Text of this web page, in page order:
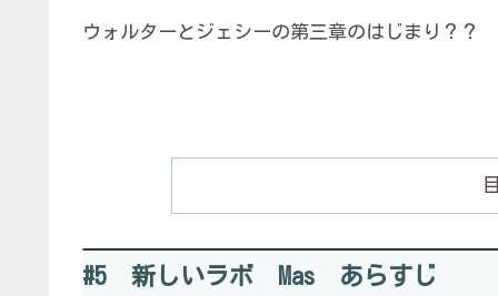
ウォルターとジェシーの第三章のはじまり？？
#5 新しいラボ Mas あらすじ